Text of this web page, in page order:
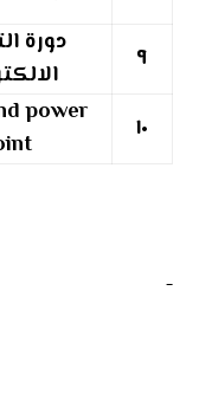
٩
دورة
١٠
power